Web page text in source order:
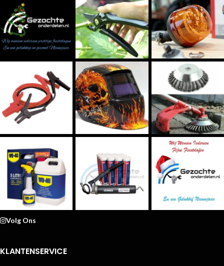
Volg Ons
KLANTENSERVICE